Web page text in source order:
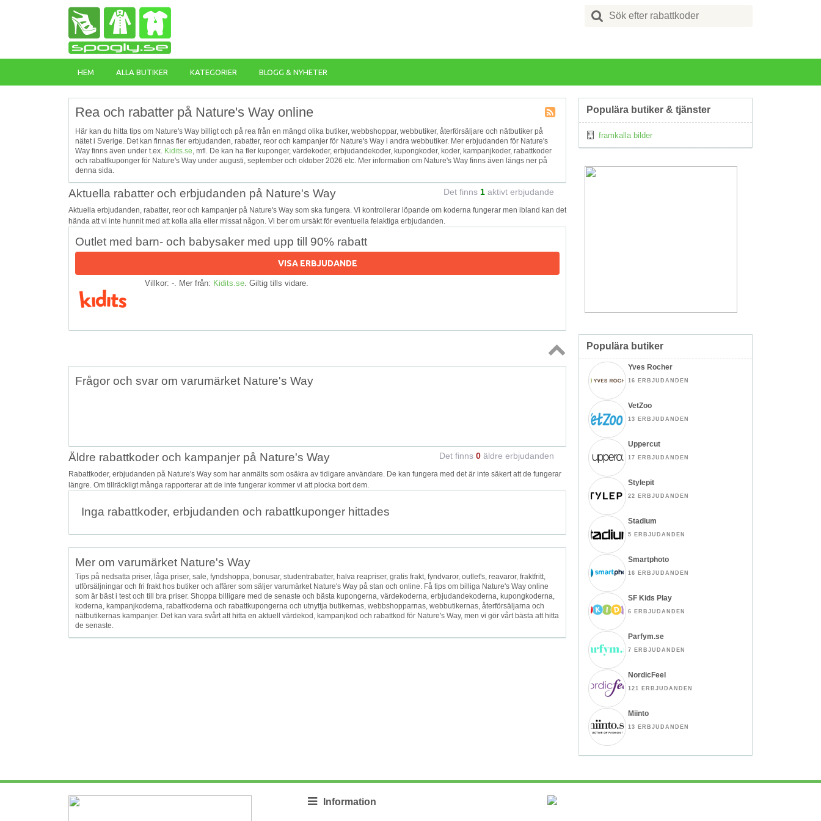
Search
for:
HEM ALLA BUTIKER KATEGORIER BLOGG & NYHETER
RSS
Rea och rabatter på Nature's Way online
Här kan du hitta tips om Nature's Way billigt och på rea från en mängd olika butiker, webbshoppar, webbutiker, återförsäljare och nätbutiker på
nätet i Sverige. Det kan finnas fler erbjudanden, rabatter, reor och kampanjer för Nature's Way i andra webbutiker. Mer erbjudanden för Nature's
Way finns även under t.ex. Kidits.se, mfl. De kan ha fler kuponger, värdekoder, erbjudandekoder, kupongkoder, koder, kampanjkoder, rabattkoder
och rabattkuponger för Nature's Way under augusti, september och oktober 2026 etc. Mer information om Nature's Way finns även längs ner på
denna sida.
Aktuella rabatter och erbjudanden på Nature's Way Det finns 1 aktivt erbjudande
Aktuella erbjudanden, rabatter, reor och kampanjer på Nature's Way som ska fungera. Vi kontrollerar löpande om koderna fungerar men ibland kan det
hända att vi inte hunnit med att kolla alla eller missat någon. Vi ber om ursäkt för eventuella felaktiga erbjudanden.
Outlet med barn- och babysaker med upp till 90% rabatt
VISA ERBJUDANDE
Villkor: -. Mer från: Kidits.se . Giltig tills vidare.
Topp
Frågor och svar om varumärket Nature's Way
Äldre rabattkoder och kampanjer på Nature's Way Det finns 0 äldre erbjudanden
Rabattkoder, erbjudanden på Nature's Way som har anmälts som osäkra av tidigare användare. De kan fungera med det är inte säkert att de fungerar
längre. Om tillräckligt många rapporterar att de inte fungerar kommer vi att plocka bort dem.
Inga rabattkoder, erbjudanden och rabattkuponger hittades
Mer om varumärket Nature's Way
Tips på nedsatta priser, låga priser, sale, fyndshoppa, bonusar, studentrabatter, halva reapriser, gratis frakt, fyndvaror, outlet's, reavaror, fraktfritt,
utförsäljningar och fri frakt hos butiker och affärer som säljer varumärket Nature's Way på stan och online. Få tips om billiga Nature's Way online
som är bäst i test och till bra priser. Shoppa billigare med de senaste och bästa kupongerna, värdekoderna, erbjudandekoderna, kupongkoderna,
koderna, kampanjkoderna, rabattkoderna och rabattkupongerna och utnyttja butikernas, webbshopparnas, webbutikernas, återförsäljarna och
nätbutikernas kampanjer. Det kan vara svårt att hitta en aktuell värdekod, kampanjkod och rabattkod för Nature's Way, men vi gör vårt bästa att hitta
de senaste.
Populära butiker & tjänster
framkalla bilder
Populära butiker
Yves Rocher
16 ERBJUDANDEN
VetZoo
13 ERBJUDANDEN
Uppercut
17 ERBJUDANDEN
Stylepit
22 ERBJUDANDEN
Stadium
5 ERBJUDANDEN
Smartphoto
16 ERBJUDANDEN
SF Kids Play
6 ERBJUDANDEN
Parfym.se
7 ERBJUDANDEN
NordicFeel
121 ERBJUDANDEN
Miinto
13 ERBJUDANDEN
Information